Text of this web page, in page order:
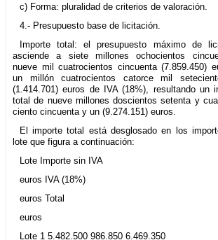
c) Forma: pluralidad de criterios de valoración.
4.- Presupuesto base de licitación.
Importe total: el presupuesto máximo de
asciende a siete millones ochocientos
nueve mil cuatrocientos cincuenta (7.859.450)
un millón cuatrocientos catorce mil
(1.414.701) euros de IVA (18%), resultando un
total de nueve millones doscientos setenta y
ciento cincuenta y un (9.274.151) euros.
El importe total está desglosado en los
lote que figura a continuación:
Lote Importe sin IVA
euros IVA (18%)
euros Total
euros
Lote 1 5.482.500 986.850 6.469.350